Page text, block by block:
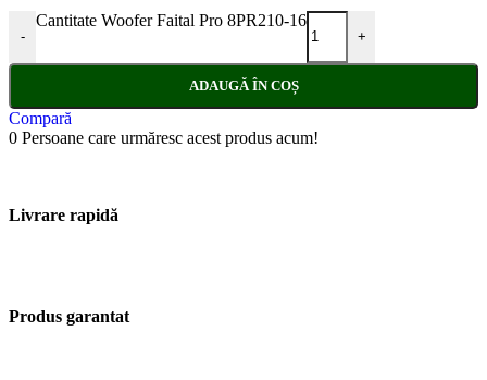
-
Cantitate Woofer Faital Pro 8PR210-16
+
ADAUGĂ ÎN COȘ
Compară
0 Persoane care urmăresc acest produs acum!
Livrare rapidă
Produs garantat